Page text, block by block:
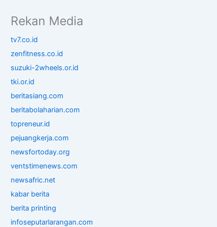
Rekan Media
tv7.co.id
zenfitness.co.id
suzuki-2wheels.or.id
tki.or.id
beritasiang.com
beritabolaharian.com
topreneur.id
pejuangkerja.com
newsfortoday.org
ventstimenews.com
newsafric.net
kabar berita
berita printing
infoseputarlarangan.com